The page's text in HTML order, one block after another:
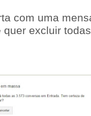
com uma
excluir